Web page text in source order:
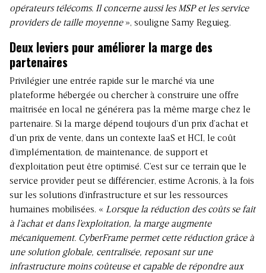
opérateurs télécoms. Il concerne aussi les MSP et les service
providers de taille moyenne», souligne Samy Reguieg.
Deux leviers pour améliorer la marge des
partenaires
Privilégier une entrée rapide sur le marché via une
plateforme hébergée ou chercher à construire une offre
maîtrisée en local ne générera pas la même marge chez le
partenaire. Si la marge dépend toujours d’un prix d’achat et
d’un prix de vente, dans un contexte IaaS et HCI, le coût
d’implémentation, de maintenance, de support et
d’exploitation peut être optimisé. C’est sur ce terrain que le
service provider peut se différencier, estime Acronis, à la fois
sur les solutions d’infrastructure et sur les ressources
humaines mobilisées. « Lorsque la réduction des coûts se fait
à l’achat et dans l’exploitation, la marge augmente
mécaniquement. CyberFrame permet cette réduction grâce à
une solution globale, centralisée, reposant sur une
infrastructure moins coûteuse et capable de répondre aux